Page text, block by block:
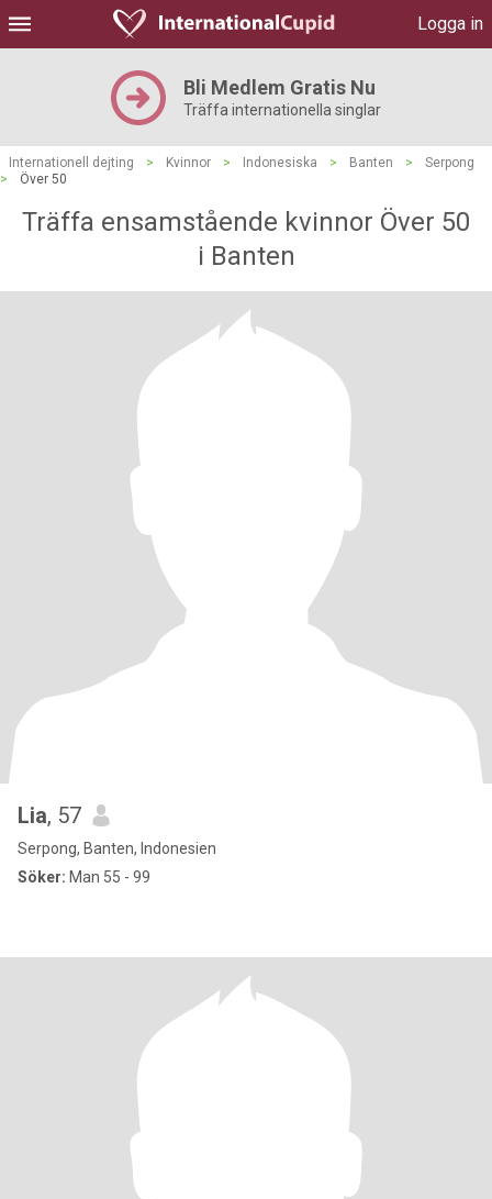
Logga in
Bli Medlem Gratis Nu
Träffa internationella singlar
Internationell dejting > Kvinnor > Indonesiska > Banten >
Serpong
>
Över 50
Träffa ensamstående kvinnor Över 50
i Banten
Lia, 57
Serpong, Banten, Indonesien
Söker: Man 55 - 99